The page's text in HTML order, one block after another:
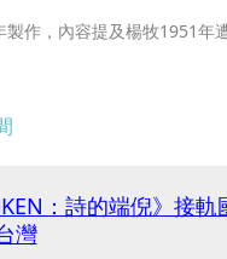
製作，內容提及楊牧1951年
：詩的端倪》接
灣